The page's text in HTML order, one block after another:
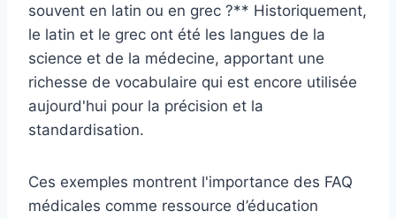
souvent en latin ou en grec ?** Historiquement,
le latin et le grec ont été les langues de la
science et de la médecine, apportant une
richesse de vocabulaire qui est encore utilisée
aujourd'hui pour la précision et la
standardisation.
Ces exemples montrent l'importance des FAQ
médicales comme ressource d’éducation